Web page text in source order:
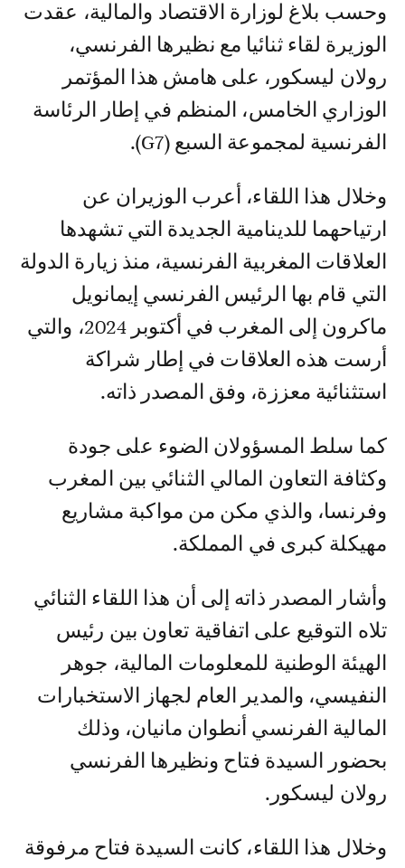
وحسب بلاغ لوزارة الاقتصاد والمالية، عقدت
الوزيرة لقاء ثنائيا مع نظيرها الفرنسي،
رولان ليسكور، على هامش هذا المؤتمر
الوزاري الخامس، المنظم في إطار الرئاسة
الفرنسية لمجموعة السبع (G7).
وخلال هذا اللقاء، أعرب الوزيران عن
ارتياحهما للدينامية الجديدة التي تشهدها
العلاقات المغربية الفرنسية، منذ زيارة الدولة
التي قام بها الرئيس الفرنسي إيمانويل
ماكرون إلى المغرب في أكتوبر 2024، والتي
أرست هذه العلاقات في إطار شراكة
استثنائية معززة، وفق المصدر ذاته.
كما سلط المسؤولان الضوء على جودة
وكثافة التعاون المالي الثنائي بين المغرب
وفرنسا، والذي مكن من مواكبة مشاريع
مهيكلة كبرى في المملكة.
وأشار المصدر ذاته إلى أن هذا اللقاء الثنائي
تلاه التوقيع على اتفاقية تعاون بين رئيس
الهيئة الوطنية للمعلومات المالية، جوهر
النفيسي، والمدير العام لجهاز الاستخبارات
المالية الفرنسي أنطوان مانيان، وذلك
بحضور السيدة فتاح ونظيرها الفرنسي
رولان ليسكور.
وخلال هذا اللقاء، كانت السيدة فتاح مرفوقة